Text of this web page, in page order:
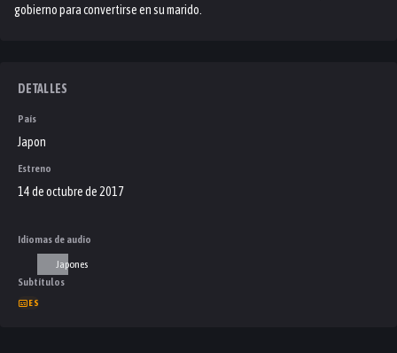
gobierno para convertirse en su marido.
DETALLES
País
Japon
Estreno
14 de octubre de 2017
Idiomas de audio
Japones
Subtítulos
ES